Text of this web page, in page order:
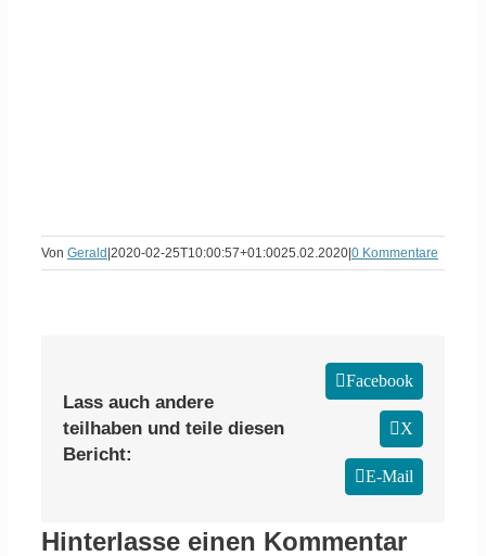
Von Gerald 2020-02-25T10:00:57+01:0025.02.2020 0 Kommentare
Lass auch andere
teilhaben und teile diesen
Bericht:
Facebook
X
E-Mail
Hinterlasse einen Kommentar